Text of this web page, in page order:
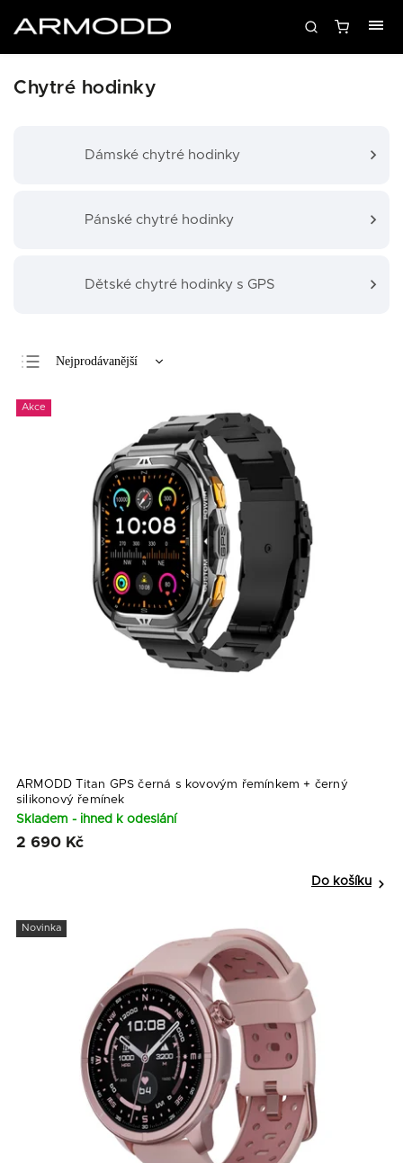
Chytré hodinky
Dámské chytré hodinky
Pánské chytré hodinky
Dětské chytré hodinky s GPS
Nejprodávanější
Akce
ARMODD Titan GPS černá s kovovým řemínkem+ černý
silikonový řemínek
Skladem - ihned k odeslání
2 690 Kč
Do košíku
Novinka